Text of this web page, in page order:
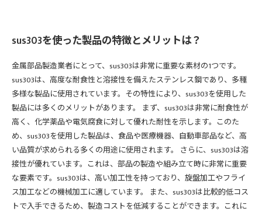
sus303を使った製品の特徴とメリットは？
金属部品製造業者にとって、sus303は非常に重要な素材の1つです。
sus303は、高度な耐食性と溶接性を備えたステンレス鋼であり、多種
多様な製品に使用されています。その特性により、sus303を使用した
製品には多くのメリットがあります。 まず、sus303は非常に耐食性が
高く、化学薬品や電気腐食に対して優れた耐性を示します。このた
め、sus303を使用した製品は、食品や医療機器、自動車部品など、高
い品質が求められる多くの用途に使用されます。 さらに、sus303は溶
接性が優れています。これは、部品の製造や組み立て時に非常に重要
な要素です。sus303は、高い加工性を持っており、旋盤加工やフライ
ス加工などの機械加工に適しています。 また、sus303は比較的低コス
トで入手できるため、製造コストを低減することができます。これに